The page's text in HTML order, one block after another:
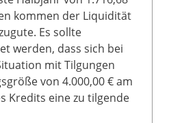
kommen der Liquidität
Es sollte
werden, dass sich bei
mit Tilgungen
von 4.000,00 € am
Kredits eine zu tilgende